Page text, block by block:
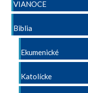
VIANOCE
Biblia
Ekumenické
Katolícke